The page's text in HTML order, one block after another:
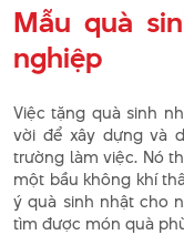
Mẫu quà
nghiệp
Việc tặng quà sinh
vời để xây dựng và
trường làm việc. Nó
một bầu không khí
ý quà sinh nhật cho
tìm được món quà